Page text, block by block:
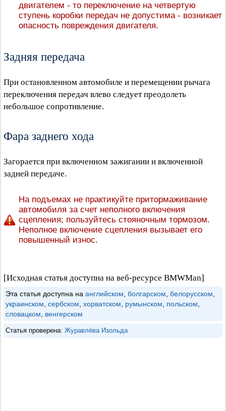
двигателем - то переключение на четвертую
ступень коробки передач не допустима - возникает
опасность повреждения двигателя.
Задняя передача
При остановленном автомобиле и перемещении рычага
переключения передач влево следует преодолеть
небольшое сопротивление.
Фара заднего хода
Загорается при включенном зажигании и включенной
задней передаче.
На подъемах не практикуйте притормаживание
автомобиля за счет неполного включения
сцепления; пользуйтесь стояночным тормозом.
Неполное включение сцепления вызывает его
повышенный износ.
[Исходная статья доступна на веб-ресурсе BMWMan]
Эта статья доступна на английском болгарском белорусском
украинском сербском хорватском румынском польском
словацком
венгерском
Статья проверена: Журавлёва Изольда